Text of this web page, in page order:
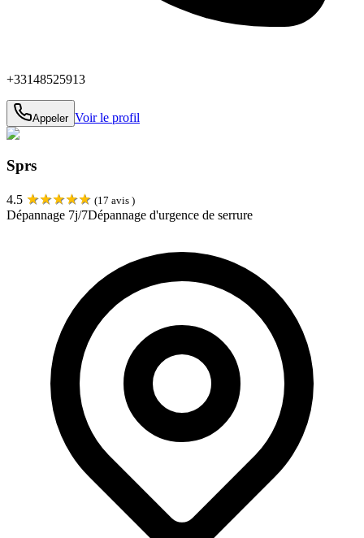
+33148525913
Appeler Voir le profil
Sprs
4.5 ★★★★★ (17 avis )
Dépannage 7j/7Dépannage d'urgence de serrure